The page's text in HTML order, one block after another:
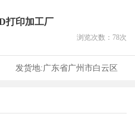
打印加工厂
浏览次数： 78次
发货地:广东省广州市白云区